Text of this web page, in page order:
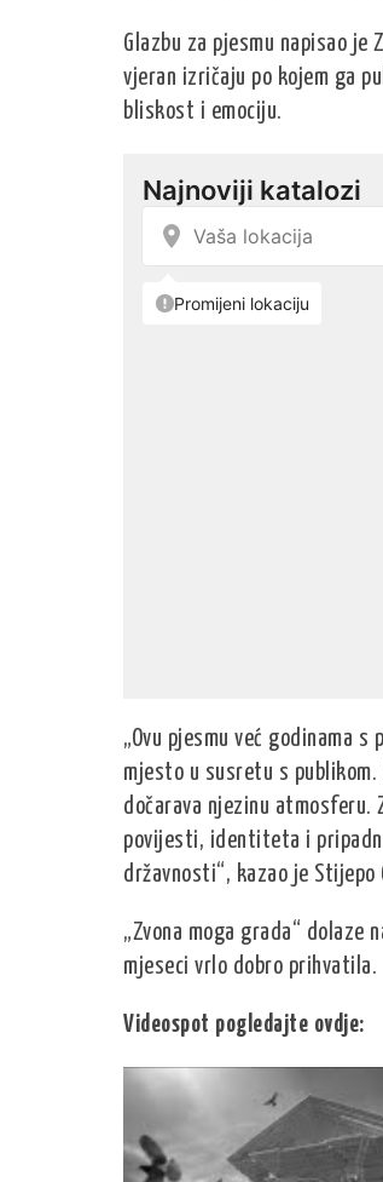
Glazbu za pjesmu napisao
vjeran izričaju po kojem ga
bliskost i emociju.
„Ovu pjesmu već godinama
mjesto u susretu s
dočarava njezinu
povijesti, identiteta i
državnosti“, kazao je Stijepo
„Zvona moga grada“ dolaze
mjeseci vrlo dobro prihvatila.
Videospot pogledajte ovdje: